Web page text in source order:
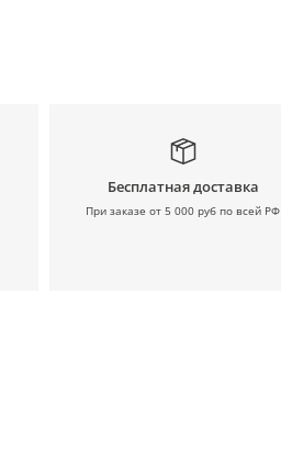
Бесплатная доставка
При заказе от 5 000 руб по всей РФ